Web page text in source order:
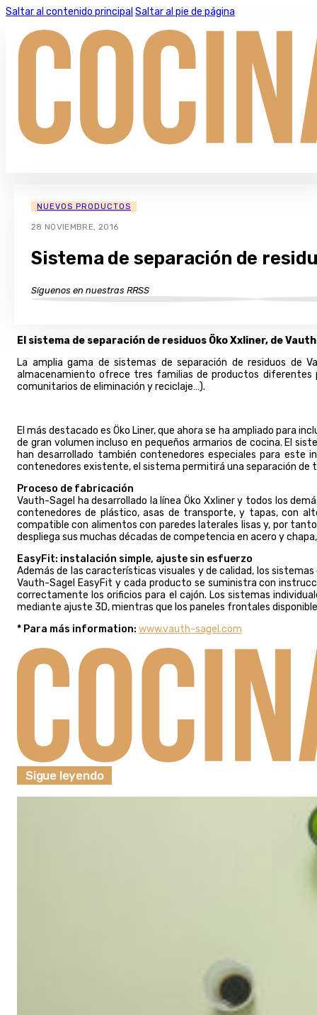
Saltar al contenido principal Saltar al pie de página
NUEVOS PRODUCTOS
28 NOVIEMBRE, 2016
Sistema de separación de
Síguenos en nuestras RRSS
El sistema de separación de residuos Öko Xxliner, de
La amplia gama de sistemas de separación de residuos de
almacenamiento ofrece tres familias de productos diferentes
comunitarios de eliminación y reciclaje…).
El más destacado es Öko Liner, que ahora se ha ampliado para
de gran volumen incluso en pequeños armarios de cocina. El
han desarrollado también contenedores especiales para este
contenedores existente, el sistema permitirá una separación de
Proceso de fabricación
Vauth-Sagel ha desarrollado la línea Öko Xxliner y todos los
contenedores de plástico, asas de transporte, y tapas, con
compatible con alimentos con paredes laterales lisas y, por
despliega sus muchas décadas de competencia en acero y
EasyFit: instalación simple, ajuste sin esfuerzo
Además de las características visuales y de calidad, los
Vauth-Sagel EasyFit y cada producto se suministra con
correctamente los orificios para el cajón. Los sistemas
mediante ajuste 3D, mientras que los paneles frontales
* Para más information: www.vauth-sagel.com
Sigue leyendo